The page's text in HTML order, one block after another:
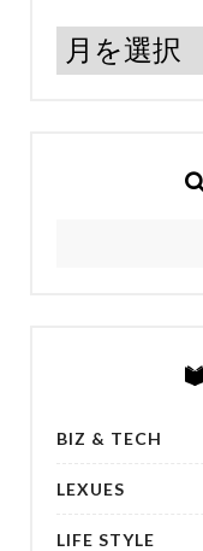
BIZ & TECH
LEXUES
LIFE STYLE